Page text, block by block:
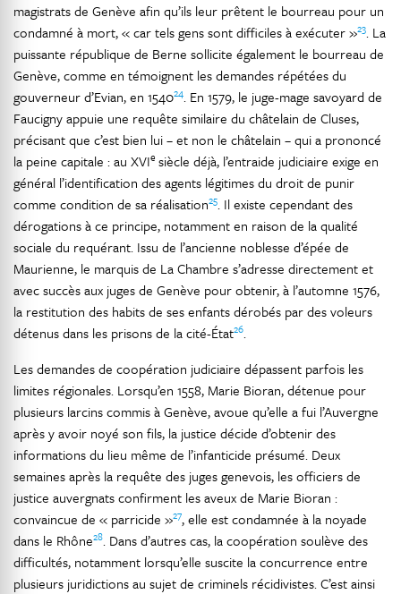
magistrats de Genève afin qu’ils leur prêtent le bourreau pour un
condamné à mort, « car tels gens sont difficiles à exécuter »23. La
puissante république de Berne sollicite également le bourreau de
Genève, comme en témoignent les demandes répétées du
gouverneur d’Evian, en 154024. En 1579, le juge-mage savoyard de
Faucigny appuie une requête similaire du châtelain de Cluses,
précisant que c’est bien lui – et non le châtelain – qui a prononcé
la peine capitale : au XVIe siècle déjà, l’entraide judiciaire exige en
général l’identification des agents légitimes du droit de punir
comme condition de sa réalisation25. Il existe cependant des
dérogations à ce principe, notamment en raison de la qualité
sociale du requérant. Issu de l’ancienne noblesse d’épée de
Maurienne, le marquis de La Chambre s’adresse directement et
avec succès aux juges de Genève pour obtenir, à l’automne 1576,
la restitution des habits de ses enfants dérobés par des voleurs
détenus dans les prisons de la cité-État26.
Les demandes de coopération judiciaire dépassent parfois les
limites régionales. Lorsqu’en 1558, Marie Bioran, détenue pour
plusieurs larcins commis à Genève, avoue qu’elle a fui l’Auvergne
après y avoir noyé son fils, la justice décide d’obtenir des
informations du lieu même de l’infanticide présumé. Deux
semaines après la requête des juges genevois, les officiers de
justice auvergnats confirment les aveux de Marie Bioran :
convaincue de « parricide »27, elle est condamnée à la noyade
dans le Rhône28. Dans d’autres cas, la coopération soulève des
difficultés, notamment lorsqu’elle suscite la concurrence entre
plusieurs juridictions au sujet de criminels récidivistes. C’est ainsi